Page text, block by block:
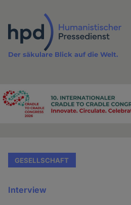
Inhalt
Der säkulare Blick auf die Welt.
Advertising
GESELLSCHAFT
Interview